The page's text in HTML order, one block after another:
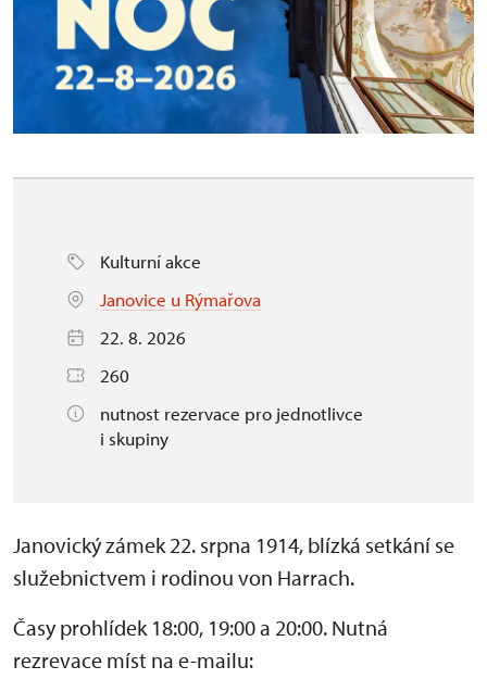
Kulturní akce
Janovice u Rýmařova
22. 8. 2026
260
nutnost rezervace pro jednotlivce
i skupiny
Janovický zámek 22. srpna 1914, blízká setkání se
služebnictvem i rodinou von Harrach.
Časy prohlídek 18:00, 19:00 a 20:00. Nutná
rezrevace míst na e-mailu: